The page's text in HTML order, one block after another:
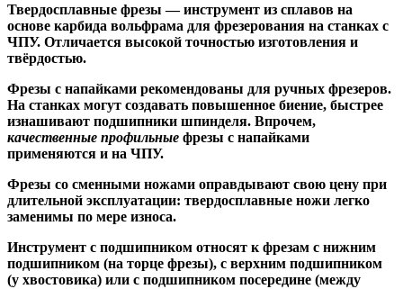
Твердосплавные фрезы — инструмент из сплавов на
основе карбида вольфрама для фрезерования на станках с
ЧПУ. Отличается высокой точностью изготовления и
твёрдостью.
Фрезы с напайками рекомендованы для ручных фрезеров.
На станках могут создавать повышенное биение, быстрее
изнашивают подшипники шпинделя. Впрочем,
качественные профильные фрезы с напайками
применяются и на ЧПУ.
Фрезы со сменными ножами оправдывают свою цену при
длительной эксплуатации: твердосплавные ножи легко
заменимы по мере износа.
Инструмент с подшипником относят к фрезам с нижним
подшипником (на торце фрезы), с верхним подшипником
(у хвостовика) или с подшипником посередине (между